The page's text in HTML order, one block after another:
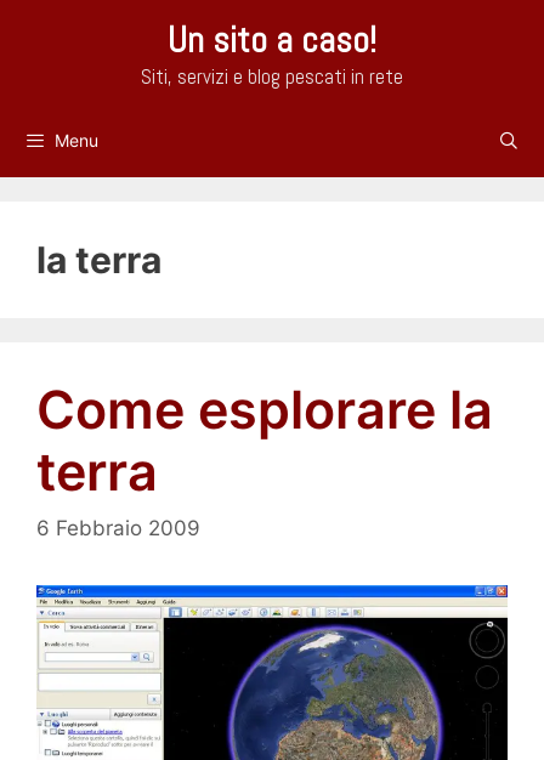
Un sito a caso!
Siti, servizi e blog pescati in rete
Menu
la terra
Come esplorare la
terra
6 Febbraio 2009